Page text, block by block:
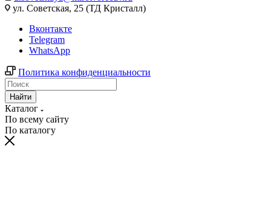
ул. Советская, 25 (ТД Кристалл)
Вконтакте
Telegram
WhatsApp
Политика конфиденциальности
Найти
Каталог
По всему сайту
По каталогу